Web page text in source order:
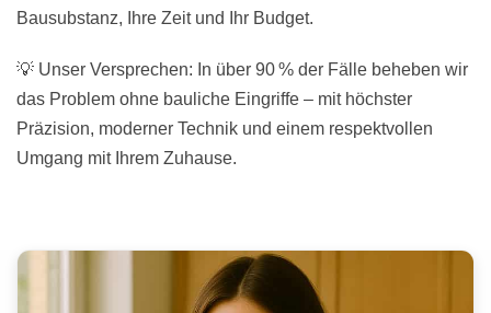
Bausubstanz, Ihre Zeit und Ihr Budget.
💡 Unser Versprechen: In über 90 % der Fälle beheben wir
das Problem ohne bauliche Eingriffe – mit höchster
Präzision, moderner Technik und einem respektvollen
Umgang mit Ihrem Zuhause.